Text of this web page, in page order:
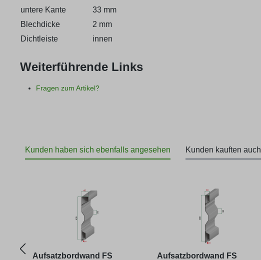
untere Kante
33 mm
Blechdicke
2 mm
Dichtleiste
innen
Weiterführende Links
Fragen zum Artikel?
Kunden haben sich ebenfalls angesehen Kunden kauften auch
Aufsatzbordwand FS Aufsatzbordwand FS